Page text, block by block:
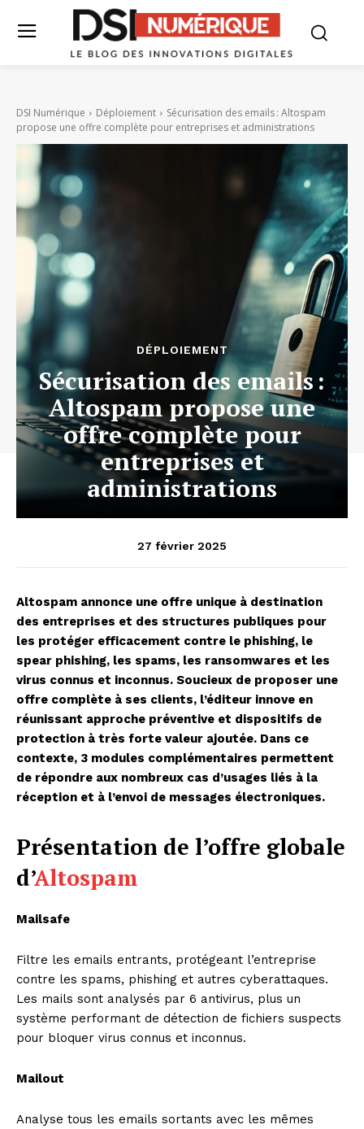
DSI Numérique Déploiement
Sécurisation des emails : Altospam
propose une offre complète pour entreprises et administrations
DÉPLOIEMENT
Sécurisation des emails :
Altospam propose une
offre complète pour
entreprises et
administrations
27 février 2025
Altospam annonce une offre unique à destination
des entreprises et des structures publiques pour
les protéger efficacement contre le phishing, le
spear phishing, les spams, les ransomwares et les
virus connus et inconnus. Soucieux de proposer une
offre complète à ses clients, l’éditeur innove en
réunissant approche préventive et dispositifs de
protection à très forte valeur ajoutée. Dans ce
contexte, 3 modules complémentaires permettent
de répondre aux nombreux cas d’usages liés à la
réception et à l’envoi de messages électroniques.
Présentation de l’offre globale
d’Altospam
Mailsafe
Filtre les emails entrants, protégeant l’entreprise
contre les spams, phishing et autres cyberattaques.
Les mails sont analysés par 6 antivirus, plus un
système performant de détection de fichiers suspects
pour bloquer virus connus et inconnus.
Mailout
Analyse tous les emails sortants avec les mêmes